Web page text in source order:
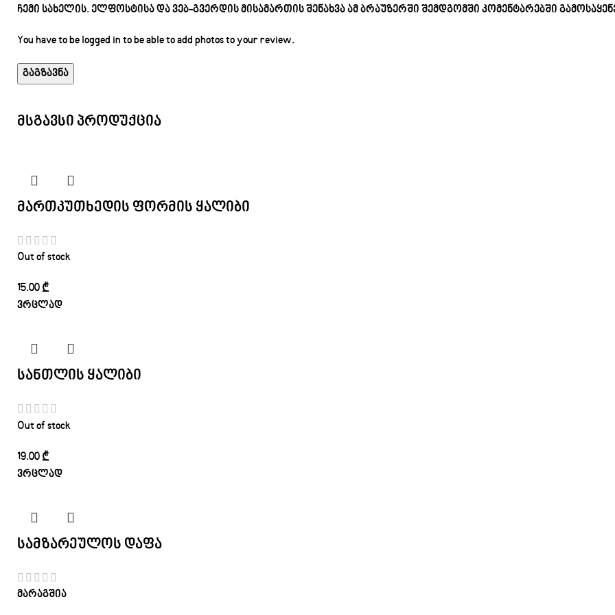
ჩემი სახელის. ელფოსტისა და ვებ-გვერდის მისამართის შენახვა ამ ბრაუზერში შემდგომში კომენტარებში
You have to be logged in to be able to add photos to your review.
მსგავსი პროდუქცია
მართკუთხედის ფორმის ყალიბი
Out of stock
15.00₾
ვრცლად
სანთლის ყალიბი
Out of stock
19.00₾
ვრცლად
სამზარეულოს დაფა
მარაგშია